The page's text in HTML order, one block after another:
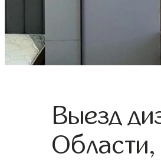
Выезд
Области,